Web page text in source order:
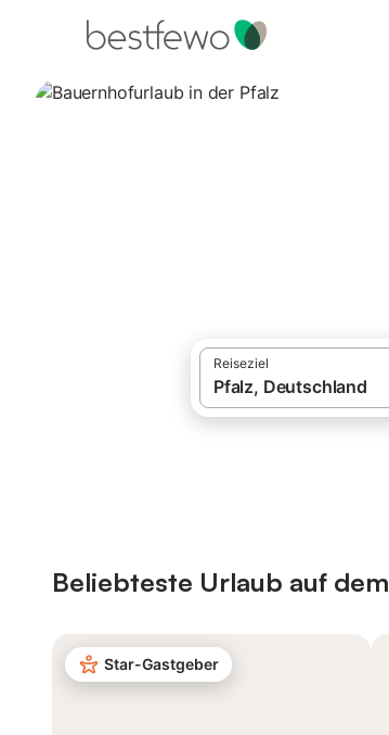
Reiseziel
Beliebteste Urlaub auf
Star-Gastgeber